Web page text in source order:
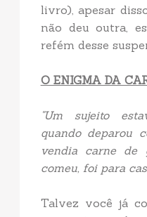
livro), apesar
não deu outra,
refém desse
O ENIGMA DA
"Um sujeito
quando deparou
vendia carne de
comeu, foi para
Talvez você já